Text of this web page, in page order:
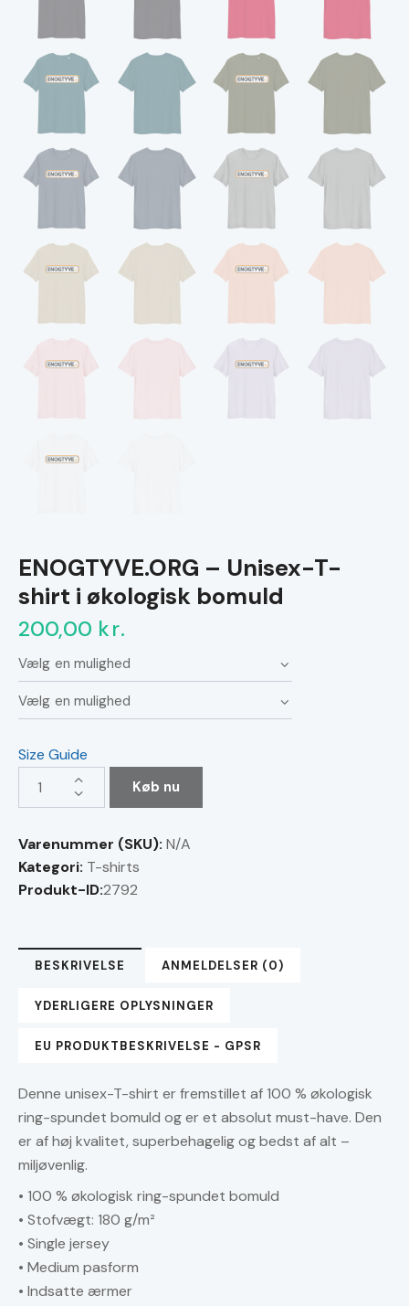
ENOGTYVE.ORG – Unisex-T-
shirt i økologisk bomuld
200,00 kr.
Size Guide
ENOGTYVE.ORG
-
T-
shirt
i
bomuld
antal
Køb nu
Varenummer (SKU): N/A
Kategori: T-shirts
Produkt-ID:2792
BESKRIVELSE ANMELDELSER (0)
YDERLIGERE OPLYSNINGER
EU PRODUKTBESKRIVELSE - GPSR
Denne unisex-T-shirt er fremstillet af 100 % økologisk
ring-spundet bomuld og er et absolut must-have. Den
er af høj kvalitet, superbehagelig og bedst af alt –
miljøvenlig.
• 100 % økologisk ring-spundet bomuld
• Stofvægt: 180 g/m²
• Single jersey
• Medium pasform
• Indsatte ærmer